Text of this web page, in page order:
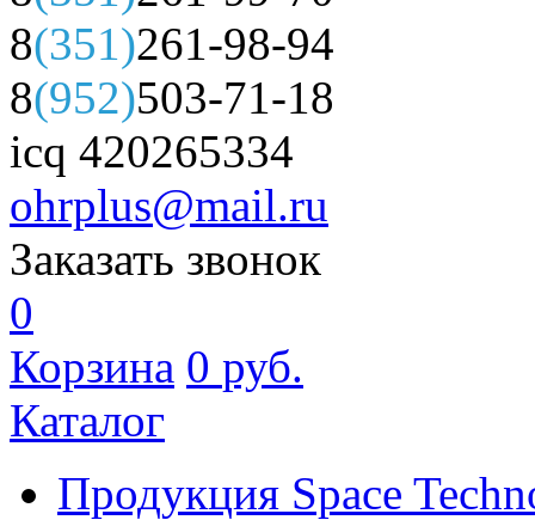
8(351)261-98-94
8(952)503-71-18
icq 420265334
ohrplus@mail.ru
Заказать звонок
0
Корзина 0 руб.
Каталог
Продукция Space